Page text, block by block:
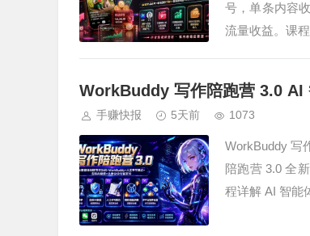
号，单条内容
流量收益。课
WorkBuddy 写作陪跑营 3.0
手赚快报 5天前 1073
WorkBuddy 写
陪跑营 3.0 全
程详解 AI 智能